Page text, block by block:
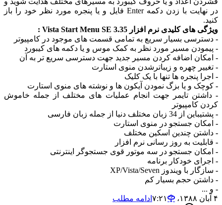
در نهایت با زدن دکمه Enter فایل و یا پنجره مورد نظر خود را باز
کنید.
ویژگی های کلیدی نرم افزار Vista Start Menu SE 3.35 :
- دسترسی بسیار سریع به تمامی قسمت های موجود در کامپیوتر
- پیمودن مسیر مورد نظر به کمک موس و یا دکمه های کیبورد
- امکان اضافه کردن مسیر جدید جهت دسترسی سریع تر به آن
- تغییر چهره و زیباترشدن منوی استارت
- اجرا پنجره ها تنها با یک کلیک
- کوچک و یا بزگ نمودن آیکون ها و نوشته های منوی استارت
-داشتن تایمر جهت انجام عملیات های مختلف از جمله خاموش
کردن کامپیوتر
- پشتیباین از 34 زبان مختلف دنیا از جمله زبان فارسی
- امکان جستجو در منوی استارت
- داشتن چندین اسکین مختلف
- قابلیت به روز رسانی نرم افزار
- امکان جستجو در سه موتور قوی جستجوگر اینترنتی
- اجرای خودکار برنامه
- سازگار با ویندوز XP/Vista/Seven
- داشتن حجم بسیار کم
- و ...
۴ آبان ۱۳۸۸،‏ ۷:۲۱
ادامه مطلب